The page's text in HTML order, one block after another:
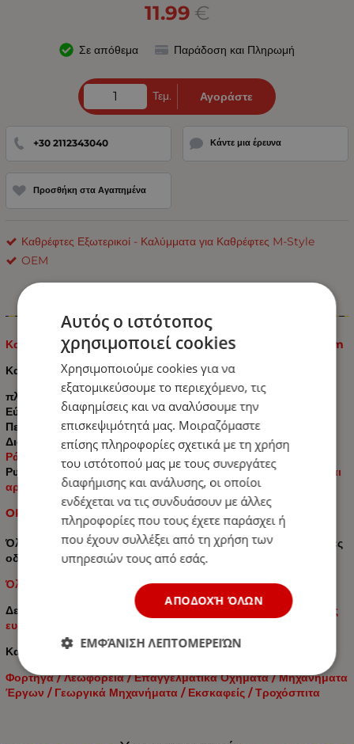
11.99 €
Σε απόθεμα Παράδοση και Πληρωμή
Τεμ. Αγοράστε
+30 2112343040 Κάντε μια έρευνα
Προσθήκη στα Αγαπημένα
Καθρέφτες Εξωτερικοί - Καλύμματα για Καθρέφτες M-Style
OEM
Πληροφορίες
Καθρέπτης για Φορτηγά - Τρακτέρ με βάση 425mm x 207mm
Καθρέπτες οπισθοπορείας για επαγγελματικά οχήματα
πλήρης με τζάμι καθρέφτη
Εύρος παράδοσης: -1 τεμάχιο
Περίβλημα καθρέφτη: πλαστικό ABS
Διαστάσεις: 425mm x 207mm
Ράβδος στήριξης: 16-18 mm
Ρυθμιζόμενο: μπορεί να χρησιμοποιηθείχειροκίνητα δεξιά και
αριστερά, χωρίς θέρμανση,
ORG No. 1599462
Όλοι οι καθρέφτες κατασκευάζονται σύμφωνα με τις τρέχουσες
οδηγίες και κανονισμούς της ΕΚ.
Όλα τα προϊόντα είναι ελεγμένα ΕΟΚ. Ε4 012144
Δεν είναι φτηνό αντίγραφο - αυτό είναι ένα
υψηλής ποιότητας
ευρωπαϊκό προϊόν
Κατάλληλο για:
Φορτηγά / Λεωφορεία / Επαγγελματικά Οχήματα / Μηχανήματα
Έργων / Γεωργικά Μηχανήματα / Εκσκαφείς / Τροχόσπιτα
Αυτός ο ιστότοπος
χρησιμοποιεί cookies
Χρησιμοποιούμε cookies για να
εξατομικεύσουμε το περιεχόμενο, τις
διαφημίσεις και να αναλύσουμε την
επισκεψιμότητά μας. Μοιραζόμαστε
επίσης πληροφορίες σχετικά με τη χρήση
του ιστότοπού μας με τους συνεργάτες
διαφήμισης και ανάλυσης, οι οποίοι
ενδέχεται να τις συνδυάσουν με άλλες
πληροφορίες που τους έχετε παράσχει ή
που έχουν συλλέξει από τη χρήση των
υπηρεσιών τους από εσάς.
ΑΠΟΔΟΧΉ ΌΛΩΝ
ΕΜΦΆΝΙΣΗ ΛΕΠΤΟΜΕΡΕΙΏΝ